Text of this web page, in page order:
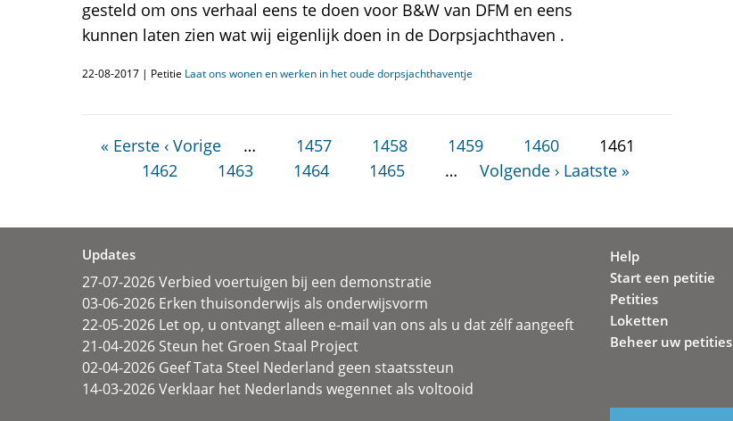
gesteld om ons verhaal eens te doen voor B&W van DFM en eens
kunnen laten zien wat wij eigenlijk doen in de Dorpsjachthaven .
22-08-2017 | Petitie Laat ons wonen en werken in het oude dorpsjachthaventje
« Eerste ‹ Vorige … 1457 1458 1459 1460
1461
1462
1463 1464 1465 … Volgende › Laatste »
Updates
27-07-2026 Verbied voertuigen bij een demonstratie
03-06-2026 Erken thuisonderwijs als onderwijsvorm
22-05-2026 Let op, u ontvangt alleen e-mail van ons als u dat zélf aangeeft
21-04-2026 Steun het Groen Staal Project
02-04-2026 Geef Tata Steel Nederland geen staatssteun
14-03-2026 Verklaar het Nederlands wegennet als voltooid
Help
Start een petitie
Petities
Loketten
Beheer uw petities